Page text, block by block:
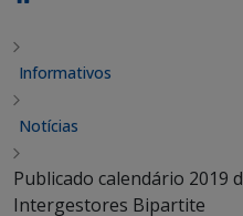
Informativos
Notícias
Publicado calendário 2019
Intergestores Bipartite